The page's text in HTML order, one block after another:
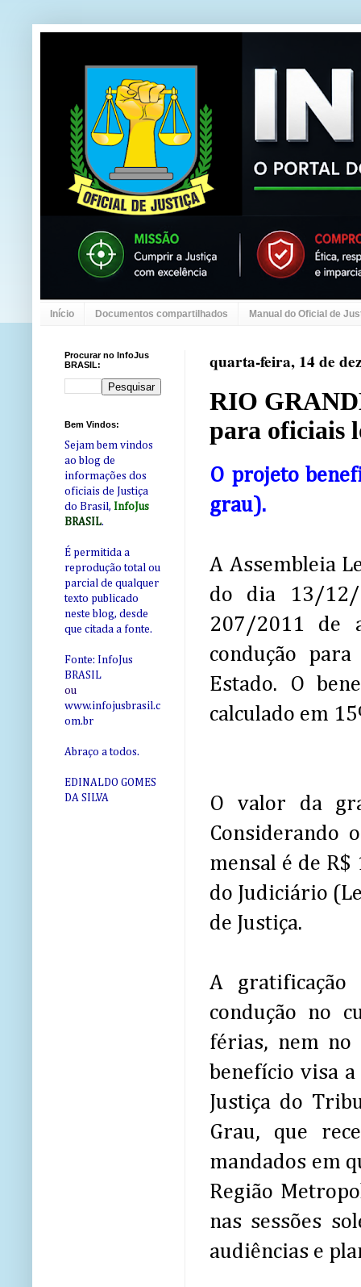
Início Documentos compartilhados Manual do Oficial de
quarta-feira, 14 de
RIO
para oficiais
O projeto
grau).
A Assembleia
do dia 13/
207/2011 de
condução
Estado. O
calculado em
O valor da
Considerando
mensal é de
do Judiciário
de Justiça.
A gratificação
condução no
férias, nem no
benefício visa
Justiça do
Grau, que
mandados em
Região
nas sessões
audiências e
Procurar no InfoJus
BRASIL:
Bem Vindos:
Sejam bem vindos
ao blog de
informações dos
oficiais de Justiça
do Brasil, InfoJus
BRASIL.
É permitida a
reprodução total ou
parcial de qualquer
texto publicado
neste blog, desde
que citada a fonte.
Fonte: InfoJus
BRASIL
ou
www.infojusbrasil.c
om.br
Abraço a todos.
EDINALDO GOMES
DA SILVA